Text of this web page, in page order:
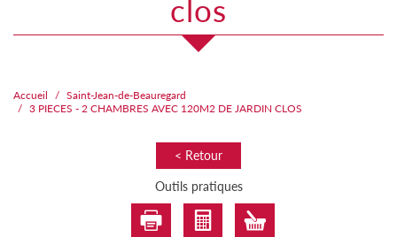
clos
Accueil
Saint-Jean-de-Beauregard
3 PIECES - 2 CHAMBRES AVEC 120M2 DE JARDIN CLOS
< Retour
Outils pratiques